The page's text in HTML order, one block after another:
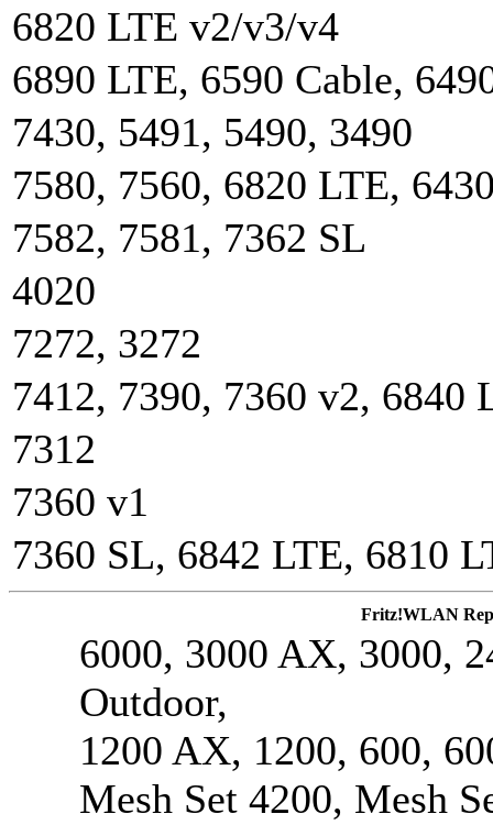
6820 LTE v2/v3/v4
6890 LTE, 6590 Cable,
7430, 5491, 5490, 3490
7580, 7560, 6820 LTE,
7582, 7581, 7362 SL
4020
7272, 3272
7412, 7390, 7360 v2, 6840
7312
7360 v1
7360 SL, 6842 LTE, 6810
Fritz!WLAN
6000, 3000 AX, 3000,
Outdoor,
1200 AX, 1200, 600,
Mesh Set 4200, Mesh